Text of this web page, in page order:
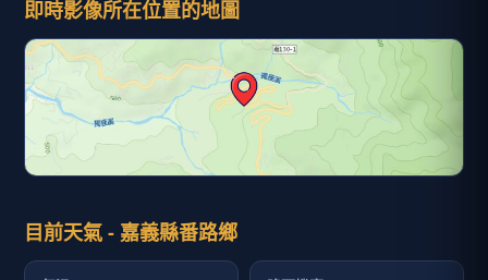
即時影像所在位置的地圖
目前天氣 - 嘉義縣番路鄉